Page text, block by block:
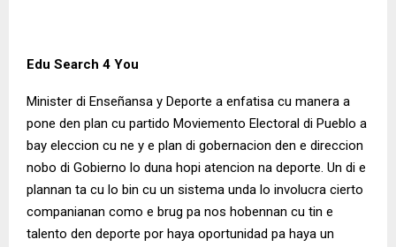
Edu Search 4 You
Minister di Enseñansa y Deporte a enfatisa cu manera a
pone den plan cu partido Moviemento Electoral di Pueblo a
bay eleccion cu ne y e plan di gobernacion den e direccion
nobo di Gobierno lo duna hopi atencion na deporte. Un di e
plannan ta cu lo bin cu un sistema unda lo involucra cierto
companianan como e brug pa nos hobennan cu tin e
talento den deporte por haya oportunidad pa haya un